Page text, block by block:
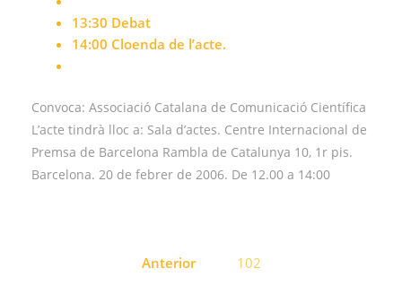
13:30 Debat
14:00 Cloenda de l’acte.
Convoca: Associació Catalana de Comunicació Científica
L’acte tindrà lloc a: Sala d’actes. Centre Internacional de
Premsa de Barcelona Rambla de Catalunya 10, 1r pis.
Barcelona. 20 de febrer de 2006. De 12.00 a 14:00
d'entrades
Anterior 102